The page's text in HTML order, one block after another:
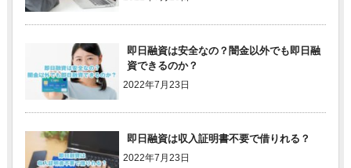
即日融資は安全なの？闇金以外でも即日融
資できるのか？
2022年7月23日
即日融資は収入証明書不要で借りれる？
2022年7月23日